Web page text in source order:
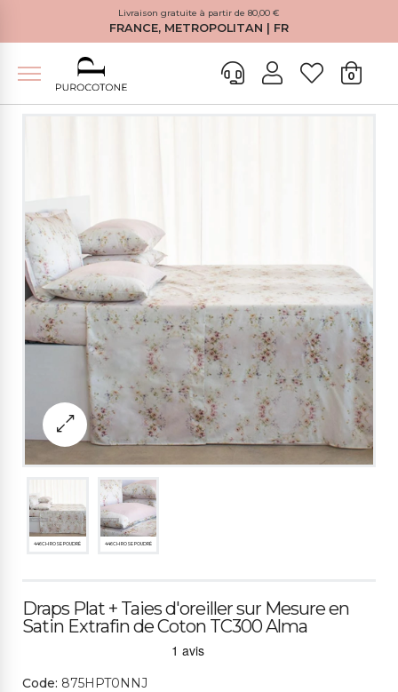
Livraison gratuite à partir de 80,00 €
FRANCE, METROPOLITAN | FR
0
446CH ROSE POUDRÉ 446CH ROSE POUDRÉ
Draps Plat + Taies d'oreiller sur Mesure en
Satin Extrafin de Coton TC300 Alma
Code: 875HPT0NNJ